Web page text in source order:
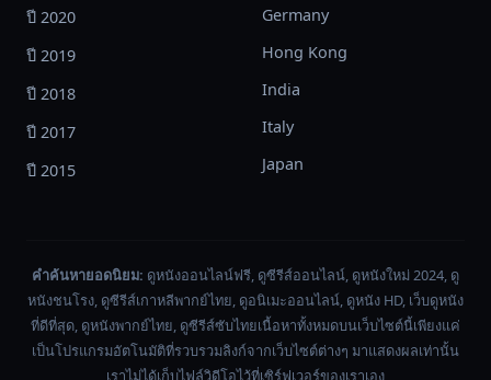
ปี 2020
ปี 2019
ปี 2018
ปี 2017
ปี 2015
Germany
Hong Kong
India
Italy
Japan
คำค้นหายอดนิยม: ดูหนังออนไลน์ฟรี, ดูซีรีส์ออนไลน์, ดูหนังใหม่ 2024, ดู
หนังชนโรง, ดูซีรีส์เกาหลีพากย์ไทย, ดูอนิเมะออนไลน์, ดูหนัง HD, เว็บดูหนัง
ที่ดีที่สุด, ดูหนังพากย์ไทย, ดูซีรีส์ซับไทยเนื้อหาทั้งหมดบนเว็บไซต์นี้เพียงแค่
เป็นโปรแกรมอัตโนมัติที่รวบรวมลิงก์จากเว็บไซต์ต่างๆ มาแสดงผลเท่านั้น
เราไม่ได้เก็บไฟล์วิดีโอไว้ที่เซิร์ฟเวอร์ของเราเอง